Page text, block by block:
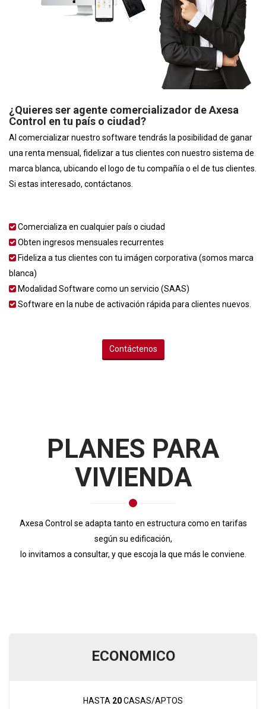
¿Quieres ser agente comercializador de Axesa
Control en tu país o ciudad?
Al comercializar nuestro software tendrás la posibilidad de ganar
una renta mensual, fidelizar a tus clientes con nuestro sistema de
marca blanca, ubicando el logo de tu compañía o el de tus clientes.
Si estas interesado, contáctanos.
Comercializa en cualquier país o ciudad
Obten ingresos mensuales recurrentes
Fideliza a tus clientes con tu imágen corporativa (somos marca
blanca)
Modalidad Software como un servicio (SAAS)
Software en la nube de activación rápida para clientes nuevos.
Contáctenos
PLANES PARA
VIVIENDA
Axesa Control se adapta tanto en estructura como en tarifas
según su edificación,
lo invitamos a consultar, y que escoja la que más le conviene.
ECONOMICO
HASTA 20CASAS/APTOS